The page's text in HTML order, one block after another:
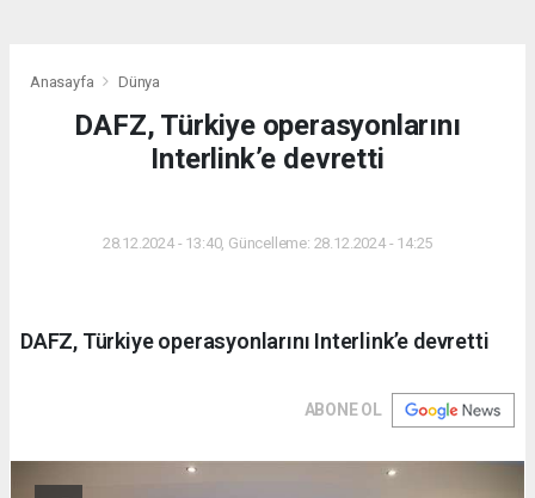
Anasayfa Dünya
DAFZ, Türkiye operasyonlarını
Interlink’e devretti
28.12.2024 - 13:40, Güncelleme: 28.12.2024 - 14:25
DAFZ, Türkiye operasyonlarını Interlink’e devretti
ABONE OL